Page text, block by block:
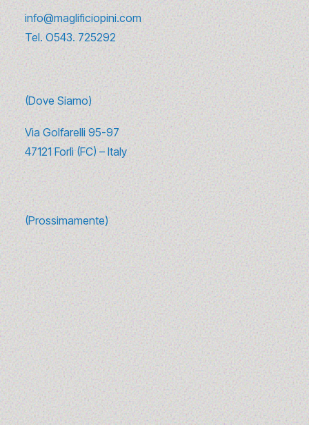
info@maglificiopini.com
Tel.O543. 725292
(Dove Siamo)
Via Golfarelli 95-97
47121 Forlì (FC) – Italy
(Prossimamente)
10 canzoni sulla moda da ascoltare
(e riascoltare) tra glamour e
rivoluzione
1 - 3 luglio 2025
Da Madonna ai Sex Pistols, passando per David Bowie:
al Maglificio Pini abbiamo scelto 10 brani che
raccontano il…